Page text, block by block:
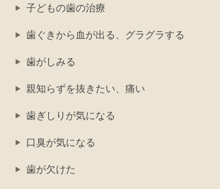
子どもの歯の治療
歯ぐきから血が出る、グラグラする
歯がしみる
親知らずを抜きたい、痛い
歯ぎしりが気になる
口臭が気になる
歯が欠けた